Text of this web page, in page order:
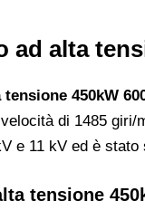
ad alta
450kW
di 1485
e 11 kV ed è
tensione